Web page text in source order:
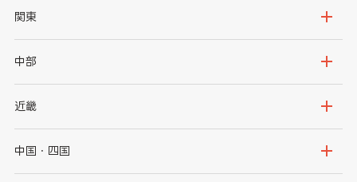
北海道
岩手県
秋田県
関東
茨城県
群馬県
千葉県
中部
新潟県
石川県
近畿
大阪府
中国・四国